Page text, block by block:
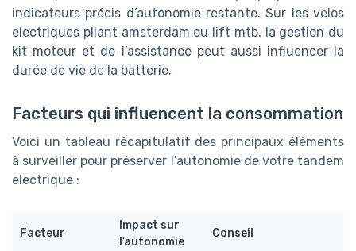
indicateurs précis d’autonomie restante. Sur les velos
electriques pliant amsterdam ou lift mtb, la gestion du
kit moteur et de l’assistance peut aussi influencer la
durée de vie de la batterie.
Facteurs qui influencent la consommation
Voici un tableau récapitulatif des principaux éléments
à surveiller pour préserver l’autonomie de votre tandem
electrique :
Facteur
Impact sur
l’autonomie
Conseil